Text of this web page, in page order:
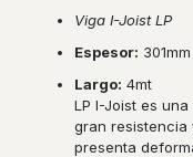
Viga I-Joist LP
Espesor: 301mm
Largo: 4mt
LP I-Joist es
gran resistencia
presenta